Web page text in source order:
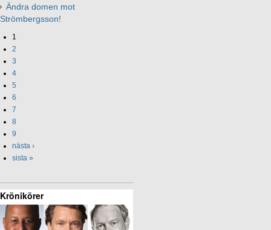
Ändra domen mot
Strömbergsson!
1
2
3
4
5
6
7
8
9
nästa ›
sista »
Krönikörer